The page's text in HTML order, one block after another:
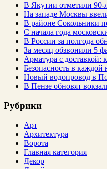
В Якутии отметили 90-
На западе Москвы
В районе Сокольники
С начала года
В России за полгода
За месяц обзвонили 5
Арматура с доставкой:
Безопасность в
Новый водопровод в
В Пензе обновят
Рубрики
Арт
Архитектура
Ворота
Главная категория
Декор